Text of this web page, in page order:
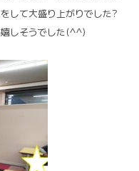
して大盛り上がりでした?
しそうでした(^^)